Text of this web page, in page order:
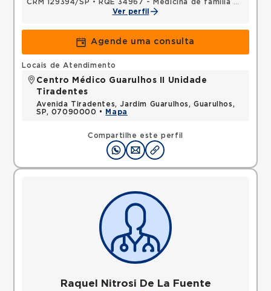
CRM 129394/SP •
RQE 34967 - Medicina de família e comunidade
Ver perfil
Agende uma consulta
Compartilhe este perfil
Locais de Atendimento
Centro Médico Guarulhos II Unidade
Tiradentes
Avenida Tiradentes, Jardim Guarulhos, Guarulhos,
SP, 07090000 •
Mapa
Raquel Nitrosi De La Fuente